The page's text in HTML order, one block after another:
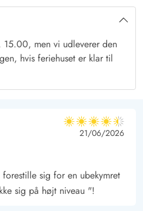
Og for at holde
som muligt, er feriehuset godt
i tilbereder middagen over
kørsel fra den hyggelige
på aktiviteter for hele
15.00, men vi udleverer den
hvis feriehuset er klar til
4.5 ud af 5
4.5 ud af 5
4.5 out of 5
21/06/2026
sig for en ubekymret
sig på højt niveau "!